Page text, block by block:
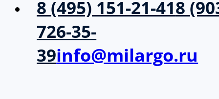
8 (495) 151-21-418
726-35-
39info@milargo.ru